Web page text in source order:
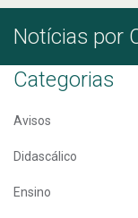
Notícias por
Categorias
Avisos
Didascálico
Ensino